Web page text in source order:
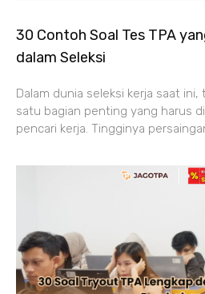
30 Contoh Soal Tes TPA
dalam Seleksi
Dalam dunia seleksi kerja saat ini,
satu bagian penting yang harus
pencari kerja. Tingginya